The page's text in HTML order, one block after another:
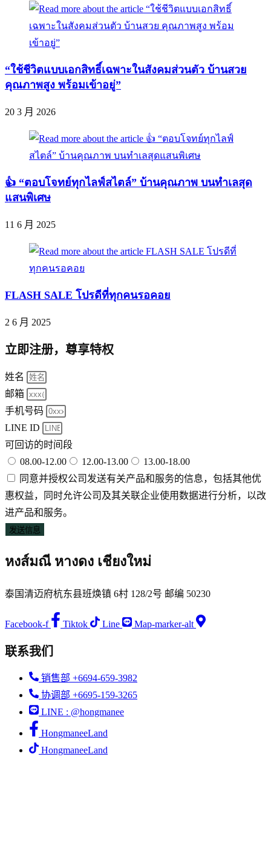
“ใช้ชีวิตแบบเอกสิทธิ์เฉพาะในสังคมส่วนตัว บ้านสวย
คุณภาพสูง พร้อมเข้าอยู่”
20 3 月 2026
👍 “ตอบโจทย์ทุกไลฟ์สไตล์” บ้านคุณภาพ บนทำเลสุด
แสนพิเศษ
11 6 月 2025
FLASH SALE โปรดีที่ทุกคนรอคอย
2 6 月 2025
立即注册，尊享特权
姓名
邮箱
手机号码
LINE ID
可回访的时间段
08.00-12.00
12.00-13.00
13.00-18.00
同意并授权公司发送有关产品和服务的信息，包括其他优
惠权益，同时允许公司及其关联企业使用数据进行分析，以改
进产品和服务。
发送信息
หงส์มณี หางดง เชียงใหม่
泰国清迈府杭东县班焕镇 6村 128/2号 邮编 50230
Facebook-f Tiktok Line Map-marker-alt
联系我们
销售部 +6694-659-3982
协调部 +6695-159-3265
LINE : @hongmanee
HongmaneeLand
HongmaneeLand